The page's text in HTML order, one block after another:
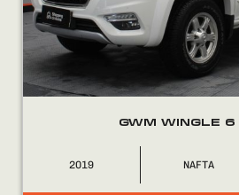
GWM WINGLE
2019 NAFTA